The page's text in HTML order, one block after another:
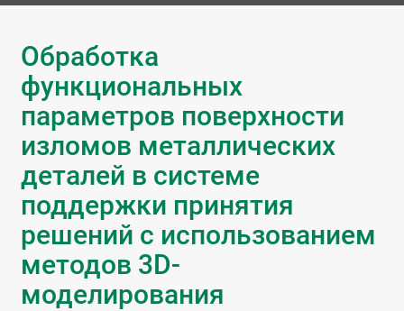
Обработка
функциональных
параметров поверхности
изломов металлических
деталей в системе
поддержки принятия
решений с использованием
методов 3D-
моделирования